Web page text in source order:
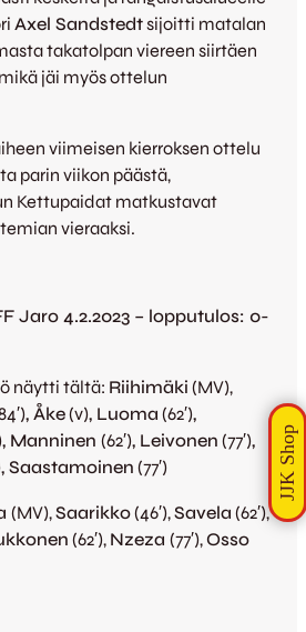
Axel Sandstedtsijoitti matalan
takatolpan viereen siirtäen
jäi myös ottelun
viimeisen kierroksen ottelu
parin viikon päästä,
Kettupaidat matkustavat
vieraaksi.
Jaro 4.2.2023 – lopputulos: 0-
näytti tältä: Riihimäki (MV),
, Åke(v), Luoma (62′),
, Manninen (62′), Leivonen (77′),
, Saastamoinen (77′)
(MV),Saarikko(46′),Savela (62′),
(62′), Nzeza (77′),Osso